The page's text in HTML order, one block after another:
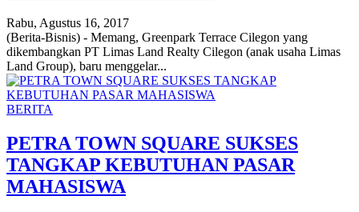
Rabu, Agustus 16, 2017
(Berita-Bisnis) - Memang, Greenpark Terrace Cilegon yang
dikembangkan PT Limas Land Realty Cilegon (anak usaha Limas
Land Group), baru menggelar...
BERITA
PETRA TOWN SQUARE SUKSES
TANGKAP KEBUTUHAN PASAR
MAHASISWA